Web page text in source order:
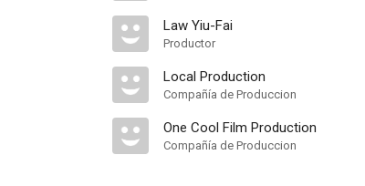
Law Yiu-Fai
Productor
Local Production
Compañía de Produccion
One Cool Film Production
Compañía de Produccion